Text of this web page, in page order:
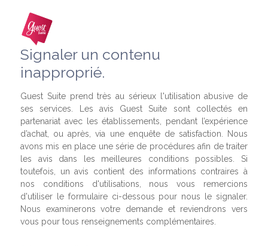
Signaler un contenu
inapproprié.
Guest Suite prend très au sérieux l'utilisation abusive de
ses services. Les avis Guest Suite sont collectés en
partenariat avec les établissements, pendant l’expérience
d’achat, ou après, via une enquête de satisfaction. Nous
avons mis en place une série de procédures afin de traiter
les avis dans les meilleures conditions possibles. Si
toutefois, un avis contient des informations contraires à
nos conditions d'utilisations, nous vous remercions
d'utiliser le formulaire ci-dessous pour nous le signaler.
Nous examinerons votre demande et reviendrons vers
vous pour tous renseignements complémentaires.